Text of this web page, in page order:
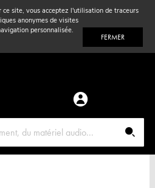
site, vous acceptez l'utilisation de traceurs
anonymes de visites
personnalisée.
FERMER